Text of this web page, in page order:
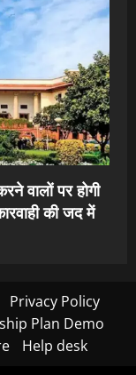
वालों पर होगी
की जद में
Privacy Policy
Plan Demo
Help desk